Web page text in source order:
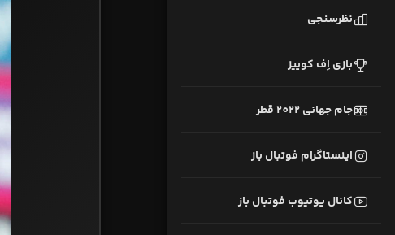
نظرسنجی
بازی اِف کوییز
جام جهانی 2022 قطر
اینستاگرام فوتبال باز
کانال یوتیوب فوتبال باز